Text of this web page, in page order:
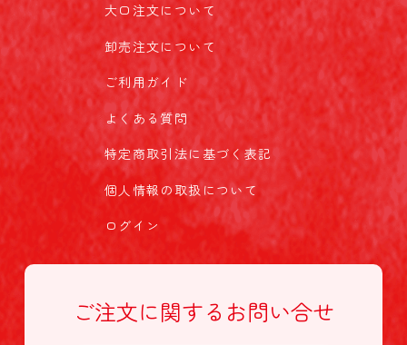
大口注文について
卸売注文について
ご利用ガイド
よくある質問
特定商取引法に基づく表記
個人情報の取扱について
ログイン
ご注文に関する お問い合せ